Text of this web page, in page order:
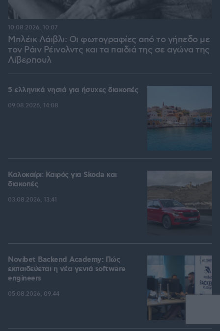
Μπλέικ Λάιβλι: Οι φωτογραφίες από το γήπεδο με
τον Ράιν Ρέινολντς και τα παιδιά της σε αγώνα της
Λίβερπουλ
10.08.2026, 10:07
5 ελληνικά νησιά για ήσυχες διακοπές
09.08.2026, 14:08
Καλοκαίρι: Καιρός για Skoda και
διακοπές
03.08.2026, 13:41
Novibet Backend Academy: Πώς
εκπαιδεύεται η νέα γενιά software
engineers
05.08.2026, 09:44